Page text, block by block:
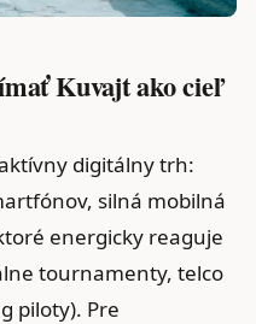
Kuvajt ako cieľ
digitálny trh:
silná mobilná
energicky reaguje
tournamenty, telco
piloty). Pre